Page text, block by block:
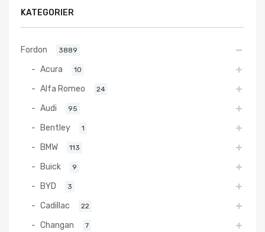
KATEGORIER
Fordon 3889
Acura 10
Alfa Romeo 24
Audi 95
Bentley 1
BMW 113
Buick 9
BYD 3
Cadillac 22
Changan 7